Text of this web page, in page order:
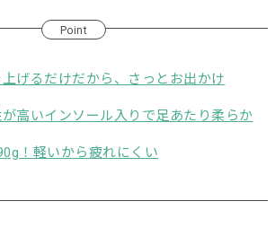
Point
げるだけだから、さっとお出かけ
高いインソール入りで足あたり柔らか
！軽いから疲れにくい